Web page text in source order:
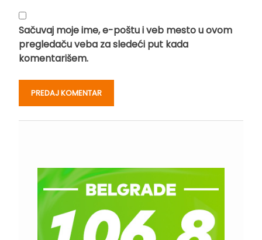
Sačuvaj moje ime, e-poštu i veb mesto u ovom
pregledaču veba za sledeći put kada
komentarišem.